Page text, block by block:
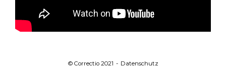
© Correctio 2021 Datenschutz